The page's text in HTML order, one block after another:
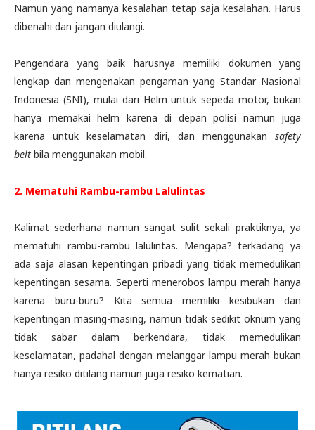
Namun yang namanya kesalahan tetap saja kesalahan. Harus
dibenahi dan jangan diulangi.
Pengendara yang baik harusnya memiliki dokumen yang
lengkap dan mengenakan pengaman yang Standar Nasional
Indonesia (SNI), mulai dari Helm untuk sepeda motor, bukan
hanya memakai helm karena di depan polisi namun juga
karena untuk keselamatan diri, dan menggunakan safety
belt bila menggunakan mobil.
2. Mematuhi Rambu-rambu Lalulintas
Kalimat sederhana namun sangat sulit sekali praktiknya, ya
mematuhi rambu-rambu lalulintas. Mengapa? terkadang ya
ada saja alasan kepentingan pribadi yang tidak memedulikan
kepentingan sesama. Seperti menerobos lampu merah hanya
karena buru-buru? Kita semua memiliki kesibukan dan
kepentingan masing-masing, namun tidak sedikit oknum yang
tidak sabar dalam berkendara, tidak memedulikan
keselamatan, padahal dengan melanggar lampu merah bukan
hanya resiko ditilang namun juga resiko kematian.